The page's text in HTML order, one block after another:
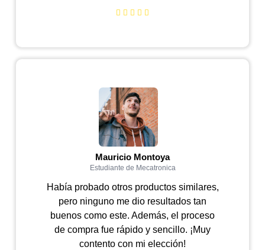
Mauricio Montoya
Estudiante de Mecatronica
Había probado otros productos similares,
pero ninguno me dio resultados tan
buenos como este. Además, el proceso
de compra fue rápido y sencillo. ¡Muy
contento con mi elección!